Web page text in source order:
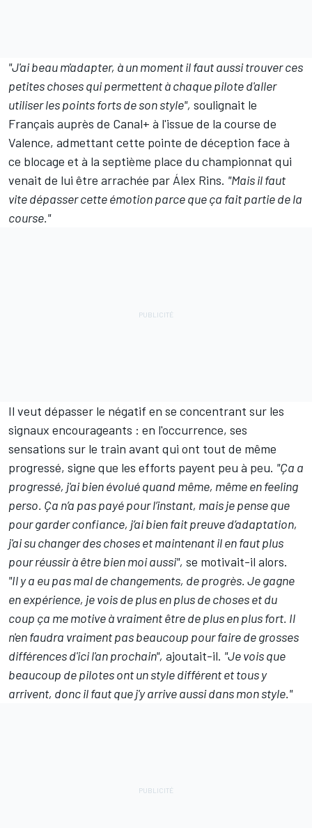
"J'ai beau m'adapter, à un moment il faut aussi trouver ces
petites choses qui permettent à chaque pilote d'aller
utiliser les points forts de son style", soulignait le
Français auprès de Canal+ à l'issue de la course de
Valence, admettant cette pointe de déception face à
ce blocage et à la septième place du championnat qui
venait de lui être arrachée par Álex Rins. "Mais il faut
vite dépasser cette émotion parce que ça fait partie de la
course."
Il veut dépasser le négatif en se concentrant sur les
signaux encourageants : en l'occurrence, ses
sensations sur le train avant qui ont tout de même
progressé, signe que les efforts payent peu à peu. "Ça a
progressé, j'ai bien évolué quand même, même en feeling
perso. Ça n’a pas payé pour l’instant, mais je pense que
pour garder confiance, j’ai bien fait preuve d’adaptation,
j'ai su changer des choses et maintenant il en faut plus
pour réussir à être bien moi aussi", se motivait-il alors.
"Il y a eu pas mal de changements, de progrès. Je gagne
en expérience, je vois de plus en plus de choses et du
coup ça me motive à vraiment être de plus en plus fort. Il
n'en faudra vraiment pas beaucoup pour faire de grosses
différences d'ici l'an prochain", ajoutait-il. "Je vois que
beaucoup de pilotes ont un style différent et tous y
arrivent, donc il faut que j'y arrive aussi dans mon style."